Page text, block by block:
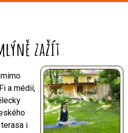
mlýně zažít
a médií,
i